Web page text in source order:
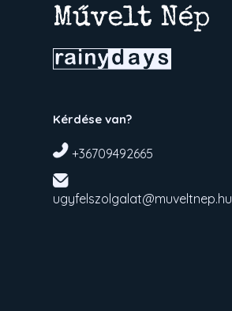
Kérdése van?
+36709492665
ugyfelszolgalat@muveltnep.hu